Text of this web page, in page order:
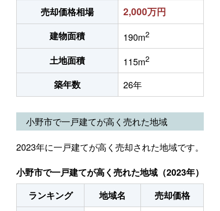
売却価格相場
2,000万円
建物面積 190m2
土地面積 115m2
築年数 26年
小野市で一戸建てが高く売れた地域
2023年に一戸建てが高く売却された地域です。
小野市で一戸建てが高く売れた地域（2023年）
ランキング
地域名
売却価格